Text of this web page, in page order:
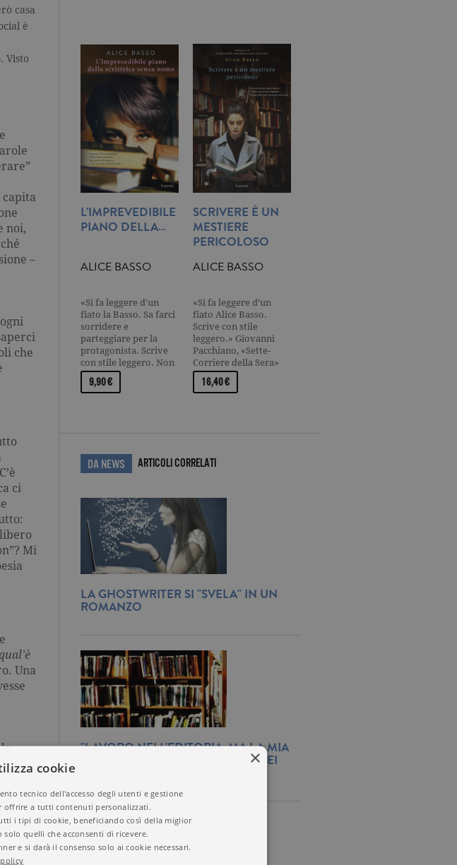
casa
è
Visto
capita
noi,
–
che
ci
Mi
qual’è
Una
è
L’IMPREVEDIBILE
PIANO DELLA…
ALICE BASSO
«Si fa leggere d'un
fiato la Basso. Sa farci
sorridere e
parteggiare per la
protagonista. Scrive
con stile leggero. Non
le chiediamo…
9,90 €
SCRIVERE È UN
MESTIERE
PERICOLOSO
ALICE BASSO
«Si fa leggere d’un
fiato Alice Basso.
Scrive con stile
leggero.» Giovanni
Pacchiano, «Sette-
Corriere della Sera»
«Per…
16,40 €
DA NEWS ARTICOLI CORRELATI
LA GHOSTWRITER SI "SVELA" IN UN
ROMANZO
"LAVORO NELL'EDITORIA, MA LA MIA
LIBRERIA SEMBRA IL CASSETTO DEI
×
cookie
tecnico dell'accesso degli utenti e gestione
offrire a tutti contenuti personalizzati.
i tipi di cookie, beneficiando così della miglior
quelli che acconsenti di ricevere.
e si darà il consenso solo ai cookie necessari.